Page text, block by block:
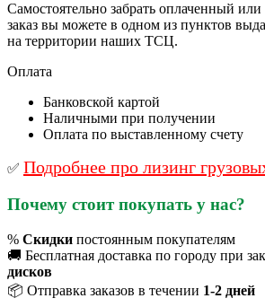
Самостоятельно забрать оплаченный
заказ вы можете в одном из пунктов
на территории наших ТСЦ.
Оплата
Банковской картой
Наличными при получении
Оплата по выставленному счету
✅ Подробнее про лизинг
Почему стоит покупать у нас?
% Скидки постоянным покупателям
🚚 Бесплатная доставка по городу при
дисков
📦 Отправка заказов в течении 1-2 дней